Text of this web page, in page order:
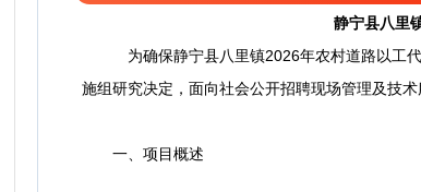
静宁县八里
为确保静宁县八里镇2026年农村道路以工代
施组研究决定，面向社会公开招聘现场管理及技
一、项目概述